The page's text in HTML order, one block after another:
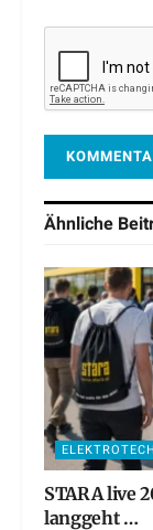
Ähnliche
STARA live
langgeht …